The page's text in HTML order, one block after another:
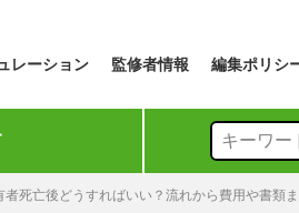
レーション 監修者情報 編集ポリシ
死亡後どうすればいい？流れから費用や書類ま